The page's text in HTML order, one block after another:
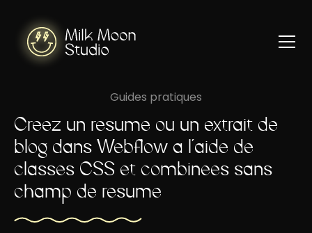
Guides pratiques
Créez un résumé ou un extrait de
blog dans Webflow à l'aide de
classes CSS et combinées sans
champ de résumé